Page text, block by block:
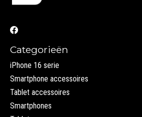
Categorieën
iPhone 16 serie
Smartphone accessoires
Tablet accessoires
Smartphones